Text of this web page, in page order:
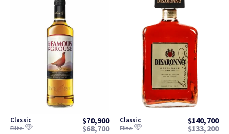
Classic $70,900
Elite $68,700
Classic $140,700
Elite $133,200